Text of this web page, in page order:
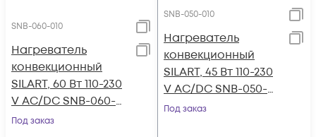
SNB-060-010
Нагреватель
конвекционный
SILART, 60 Вт 110-230
V AC/DC SNB-060-
010
Под заказ
SNB-050-010
Нагреватель
конвекционный
SILART, 45 Вт 110-230
V AC/DC SNB-050-
010
Под заказ